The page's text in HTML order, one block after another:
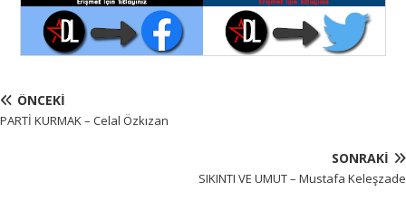
ÖNCEKI
PARTİ KURMAK – Celal Özkızan
SONRAKI
SIKINTI VE UMUT – Mustafa Keleşzade